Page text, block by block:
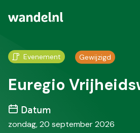
Evenement Gewijzigd
Euregio
Datum
zondag, 20 september 2026